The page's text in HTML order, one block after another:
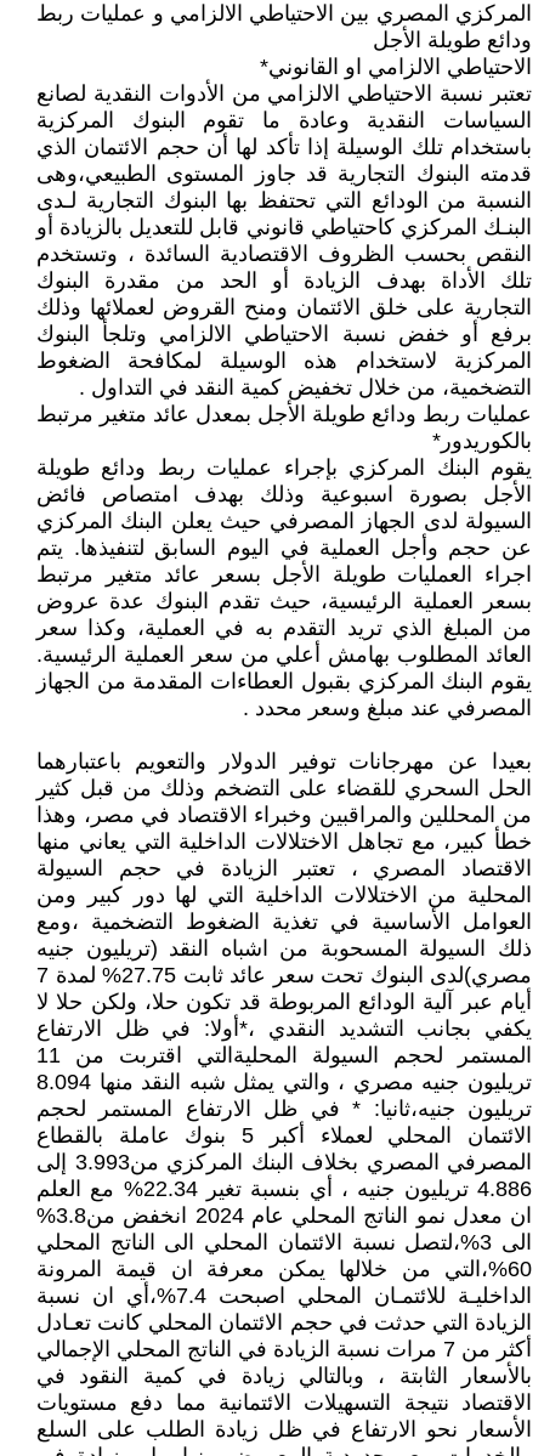
المركزي المصري بين الاحتياطي الالزامي و عمليات ربط
ودائع طويلة الأجل
الاحتياطي الالزامي او القانوني*
تعتبر نسبة الاحتياطي الالزامي من الأدوات النقدية لصانع
السياسات النقدية وعادة ما تقوم البنوك المركزية
باستخدام تلك الوسيلة إذا تأكد لها أن حجم الائتمان الذي
قدمته البنوك التجارية قد جاوز المستوى الطبيعي،وهى
النسبة من الودائع التي تحتفظ بها البنوك التجارية لـدى
البنـك المركزي كاحتياطي قانوني قابل للتعديل بالزيادة أو
النقص بحسب الظروف الاقتصادية السائدة ، وتستخدم
تلك الأداة بهدف الزيادة أو الحد من مقدرة البنوك
التجارية على خلق الائتمان ومنح القروض لعملائها وذلك
برفع أو خفض نسبة الاحتياطي الالزامي وتلجأ البنوك
المركزية لاستخدام هذه الوسيلة لمكافحة الضغوط
التضخمية، من خلال تخفيض كمية النقد في التداول .
عمليات ربط ودائع طويلة الأجل بمعدل عائد متغير مرتبط
بالكوريدور*
يقوم البنك المركزي بإجراء عمليات ربط ودائع طويلة
الأجل بصورة اسبوعية وذلك بهدف امتصاص فائض
السيولة لدى الجهاز المصرفي حيث يعلن البنك المركزي
عن حجم وأجل العملية في اليوم السابق لتنفيذها. يتم
اجراء العمليات طويلة الأجل بسعر عائد متغير مرتبط
بسعر العملية الرئيسية، حيث تقدم البنوك عدة عروض
من المبلغ الذي تريد التقدم به في العملية، وكذا سعر
العائد المطلوب بهامش أعلي من سعر العملية الرئيسية.
يقوم البنك المركزي بقبول العطاءات المقدمة من الجهاز
المصرفي عند مبلغ وسعر محدد .
بعيدا عن مهرجانات توفير الدولار والتعويم باعتبارهما
الحل السحري للقضاء على التضخم وذلك من قبل كثير
من المحللين والمراقبين وخبراء الاقتصاد في مصر، وهذا
خطأ كبير، مع تجاهل الاختلالات الداخلية التي يعاني منها
الاقتصاد المصري ، تعتبر الزيادة في حجم السيولة
المحلية من الاختلالات الداخلية التي لها دور كبير ومن
العوامل الأساسية في تغذية الضغوط التضخمية ،ومع
ذلك السيولة المسحوبة من اشباه النقد (تريليون جنيه
مصري)لدى البنوك تحت سعر عائد ثابت 27.75% لمدة 7
أيام عبر آلية الودائع المربوطة قد تكون حلا، ولكن حلا لا
يكفي بجانب التشديد النقدي ،*أولا: في ظل الارتفاع
المستمر لحجم السيولة المحليةالتي اقتربت من 11
تريليون جنيه مصري ، والتي يمثل شبه النقد منها 8.094
تريليون جنيه،ثانيا: * في ظل الارتفاع المستمر لحجم
الائتمان المحلي لعملاء أكبر 5 بنوك عاملة بالقطاع
المصرفي المصري بخلاف البنك المركزي من3.993 إلى
4.886 تريليون جنيه ، أي بنسبة تغير 22.34% مع العلم
ان معدل نمو الناتج المحلي عام 2024 انخفض من3.8%
الى 3%،لتصل نسبة الائتمان المحلي الى الناتج المحلي
60%،التي من خلالها يمكن معرفة ان قيمة المرونة
الداخليـة للائتمـان المحلي اصبحت 7.4%،أي ان نسبة
الزيادة التي حدثت في حجم الائتمان المحلي كانت تعـادل
أكثر من 7 مرات نسبة الزيادة في الناتج المحلي الإجمالي
بالأسعار الثابتة ، وبالتالي زيادة في كمية النقود في
الاقتصاد نتيجة التسهيلات الائتمانية مما دفع مستويات
الأسعار نحو الارتفاع في ظل زيادة الطلب على السلع